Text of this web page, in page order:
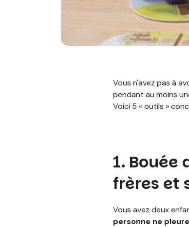
Vous n'avez pas à
pendant au moins
Voici 5 « outils »
1.
frères et
Vous avez deux
personne ne pleure